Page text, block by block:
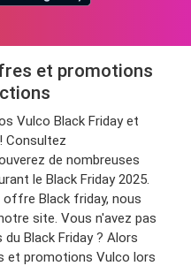
et promotions
Vulco Black Friday et
Consultez
de nombreuses
le Black Friday 2025.
offre Black friday, nous
site. Vous n'avez pas
Black Friday ? Alors
et promotions Vulco lors